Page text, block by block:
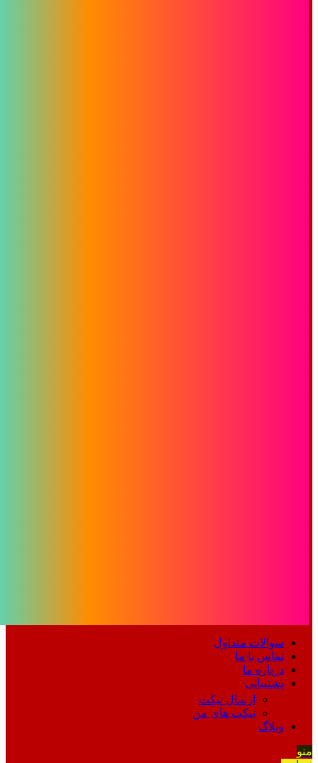
سوالات متداول
تماس با ما
درباره ما
پشتیبانی
ارسال تیکت
تیکت های من
وبلاگ
منو